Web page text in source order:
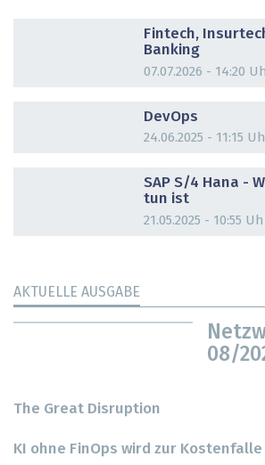
Fintech,
Banking
07.07.2026 - 14:20
DevOps
24.06.2025 - 11:15
SAP S/4 Hana -
tun ist
21.05.2025 - 10:55
AKTUELLE AUSGABE
08/
The Great Disruption
KI ohne FinOps wird zur Kostenfalle